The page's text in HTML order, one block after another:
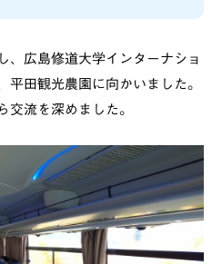
、広島修道大学インターナショ
平田観光農園に向かいました。
交流を深めました。